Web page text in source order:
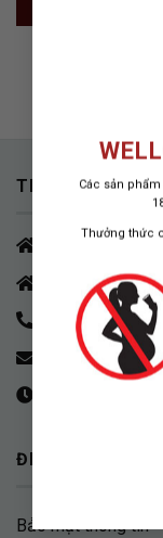
Các sản
Thưởng thức
THÔNG TIN
HÀ NỘI -
Hotline -
ĐIỀU KHOẢN &
Bảo mật thông tin